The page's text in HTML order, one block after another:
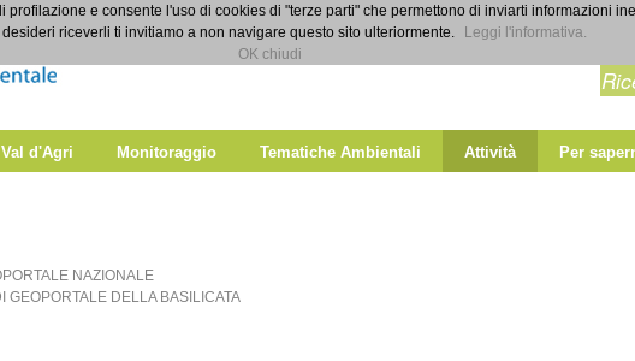
d'Agri Monitoraggio Tematiche Ambientali Attività Per
NAZIONALE
GEOPORTALE DELLA BASILICATA
profilazione e consente l'uso di cookies di "terze parti" che permettono di inviarti informazioni
riceverli ti invitiamo a non navigare questo sito ulteriormente.
Leggi l'informativa.
OK chiudi